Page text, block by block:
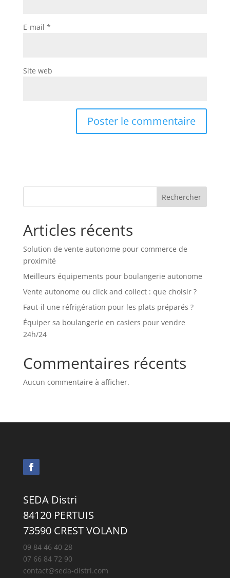
E-mail *
Site web
Rechercher
Articles récents
Solution de vente autonome pour commerce de
proximité
Meilleurs équipements pour boulangerie autonome
Vente autonome ou click and collect : que choisir ?
Faut-il une réfrigération pour les plats préparés ?
Équiper sa boulangerie en casiers pour vendre
24h/24
Commentaires récents
Aucun commentaire à afficher.
SEDA Distri
84120 PERTUIS
73590 CREST VOLAND
09 84 46 40 28
07 66 84 72 90
contact@seda-distri.com